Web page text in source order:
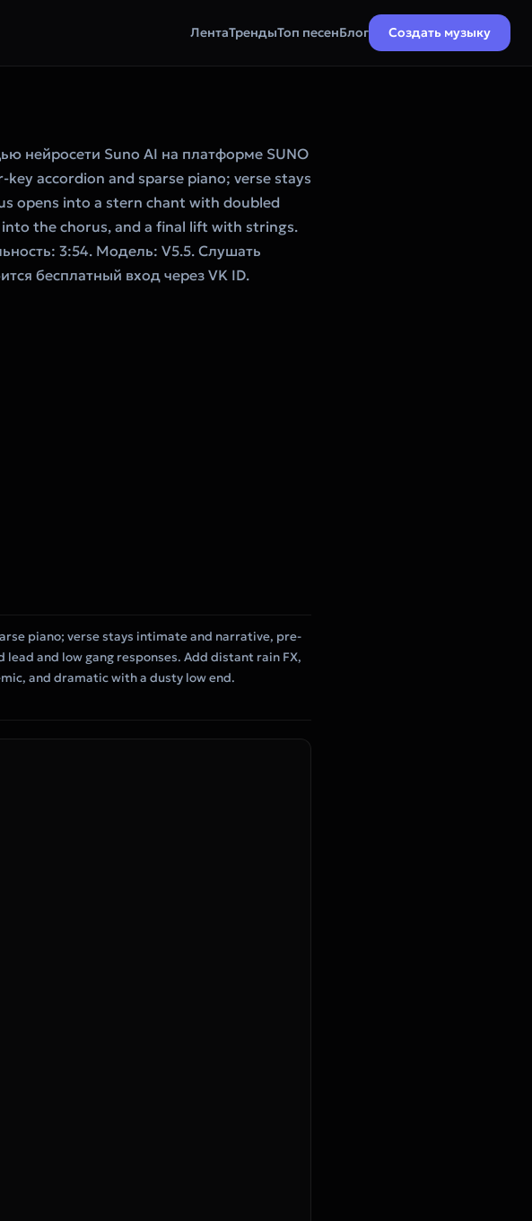
ЛентаТрендыТоп песенБлог Создать музыку
нейросети Suno AI на платформе SUNO
accordion and sparse piano; verse stays
opens into a stern chant with doubled
into the chorus, and a final lift with strings.
3:54. Модель: V5.5. Слушать
бесплатный вход через VK ID.
piano; verse stays intimate and narrative, pre-
and low gang responses. Add distant rain FX,
and dramatic with a dusty low end.